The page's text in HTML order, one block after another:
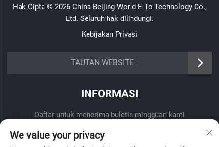
Hak Cipta © 2026 China Beijing World E To Technology Co.,
Ltd. Seluruh hak dilindungi.
Kebijakan Privasi
TAUTAN WEBSITE
INFORMASI
Daftar untuk menerima buletin mingguan kami
We value your privacy